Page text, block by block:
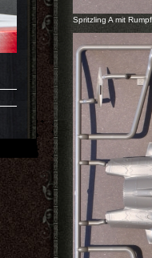
Spritzling A mit